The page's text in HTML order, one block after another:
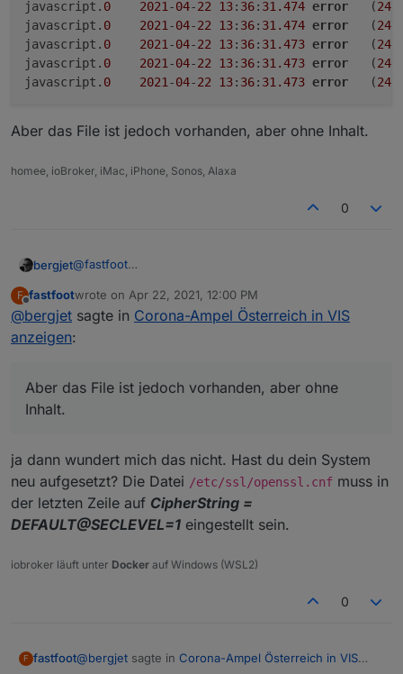
javascript. 0 2021-04-22 13: 36: 31.474 error
	(
javascript. 0 2021-04-22 13: 36: 31.474 error
	(
javascript. 0 2021-04-22 13: 36: 31.473 error
	(
javascript. 0 2021-04-22 13: 36: 31.473 error
	(
javascript. 0 2021-04-22 13: 36: 31.473 error
	(
Aber das File ist jedoch vorhanden, aber ohne Inhalt.
homee, ioBroker, iMac, iPhone, Sonos, Alaxa
0
bergjet@fastfoot
javascript.0	2021-04-22 13:36:31.473
javascript.0	2021-04-22 13:36:31.473
F
Offline
fastfootwrote on Apr 22, 2021, 12:00 PM
last edited by
@bergjet sagte in Corona-Ampel Österreich in VIS
anzeigen:
Aber das File ist jedoch vorhanden, aber ohne
Inhalt.
ja dann wundert mich das nicht. Hast du dein System
neu aufgesetzt? Die Datei /etc/ssl/openssl.cnf muss in
der letzten Zeile auf CipherString =
DEFAULT@SECLEVEL=1 eingestellt sein.
iobroker läuft unter Docker auf Windows (WSL2)
0
F fastfoot@bergjet sagte in Corona-Ampel Österreich in VIS